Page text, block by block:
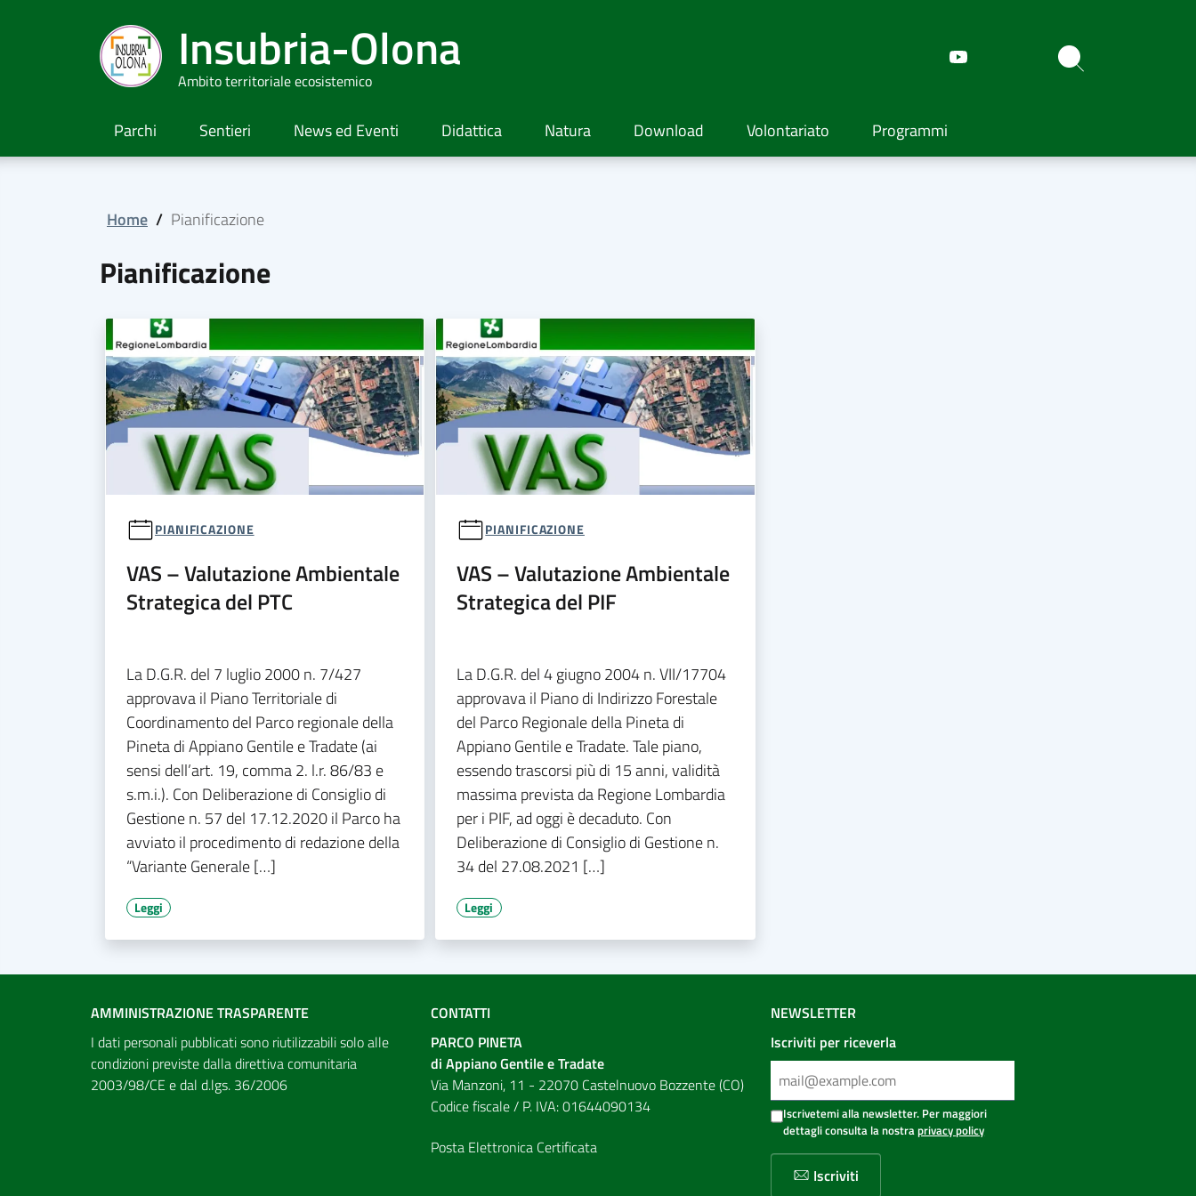
Insubria-Olona
Ambito territoriale ecosistemico
Parchi Sentieri News ed Eventi Didattica Natura Download Volontariato Programmi
Home / Pianificazione
Pianificazione
PIANIFICAZIONE
VAS – Valutazione Ambientale
Strategica del PTC
La D.G.R. del 7 luglio 2000 n. 7/427
approvava il Piano Territoriale di
Coordinamento del Parco regionale della
Pineta di Appiano Gentile e Tradate (ai
sensi dell’art. 19, comma 2. l.r. 86/83 e
s.m.i.). Con Deliberazione di Consiglio di
Gestione n. 57 del 17.12.2020 il Parco ha
avviato il procedimento di redazione della
“Variante Generale […]
Leggi
PIANIFICAZIONE
VAS – Valutazione Ambientale
Strategica del PIF
La D.G.R. del 4 giugno 2004 n. VII/17704
approvava il Piano di Indirizzo Forestale
del Parco Regionale della Pineta di
Appiano Gentile e Tradate. Tale piano,
essendo trascorsi più di 15 anni, validità
massima prevista da Regione Lombardia
per i PIF, ad oggi è decaduto. Con
Deliberazione di Consiglio di Gestione n.
34 del 27.08.2021 […]
Leggi
AMMINISTRAZIONE TRASPARENTE
I dati personali pubblicati sono riutilizzabili solo alle
condizioni previste dalla direttiva comunitaria
2003/98/CE e dal d.lgs. 36/2006
CONTATTI
PARCO PINETA
di Appiano Gentile e Tradate
Via Manzoni, 11 - 22070 Castelnuovo Bozzente (CO)
Codice fiscale / P. IVA: 01644090134
Posta Elettronica Certificata
NEWSLETTER
Iscriviti per riceverla
Iscrivetemi alla newsletter. Per maggiori
dettagli consulta la nostraprivacy policy
Iscriviti